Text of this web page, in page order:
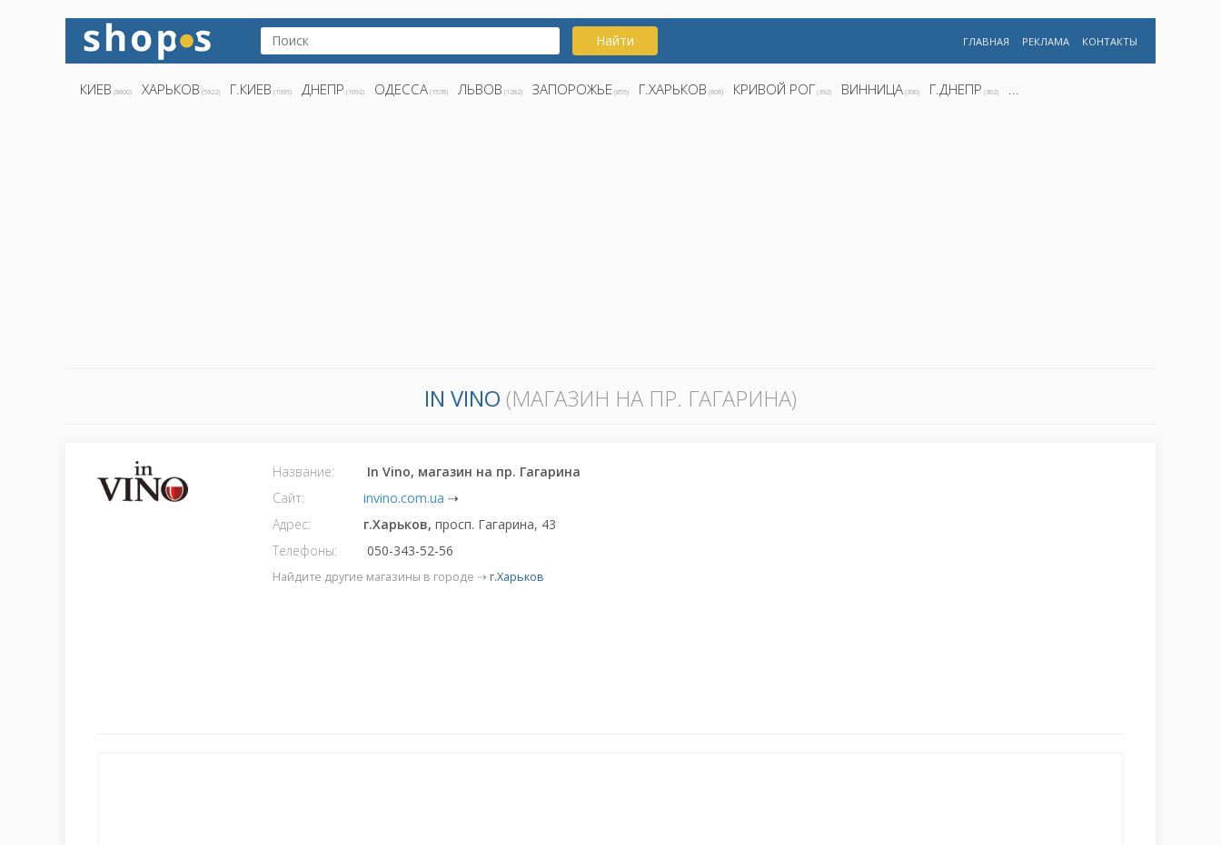
Найти ГЛАВНАЯ РЕКЛАМА КОНТАКТЫ
КИЕВ (8800) ХАРЬКОВ (5922) Г.КИЕВ (1995) ДНЕПР (1692) ОДЕССА (1578) ЛЬВОВ (1282) ЗАПОРОЖЬЕ (855) Г.ХАРЬКОВ (808) КРИВОЙ РОГ (392) ВИННИЦА (390) Г.ДНЕПР (362) ...
IN VINO (МАГАЗИН НА ПР. ГАГАРИНА)
Название:
In Vino, магазин на пр. Гагарина
Сайт:
invino.com.ua ⇢
Адрес:
г.Харьков,просп. Гагарина, 43
Телефоны:
050-343-52-56
Найдите другие магазины в городе ⇢г.Харьков